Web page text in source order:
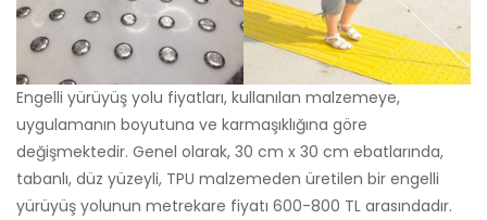
Engelli yürüyüş yolu fiyatları, kullanılan malzemeye,
uygulamanın boyutuna ve karmaşıklığına göre
değişmektedir. Genel olarak, 30 cm x 30 cm ebatlarında,
tabanlı, düz yüzeyli, TPU malzemeden üretilen bir engelli
yürüyüş yolunun metrekare fiyatı 600-800 TL arasındadır.